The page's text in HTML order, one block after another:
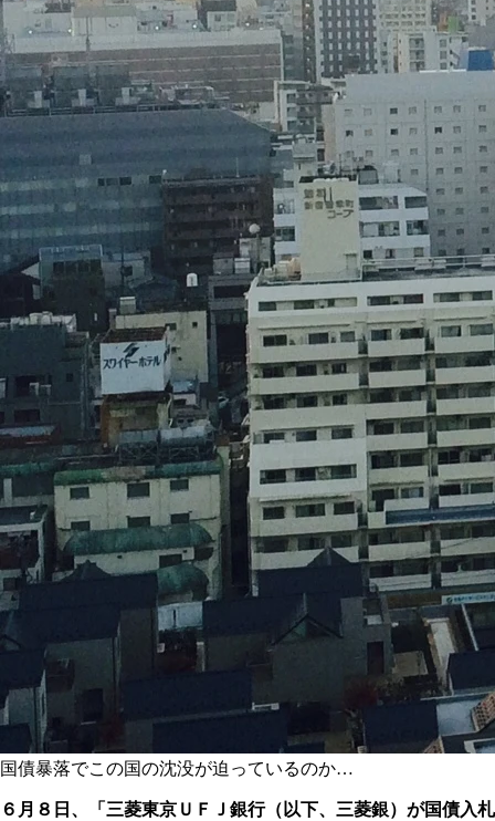
国債暴落でこの国の沈没が迫っているのか…
６月８日、「三菱東京ＵＦＪ銀行（以下、三菱銀）が国債入札